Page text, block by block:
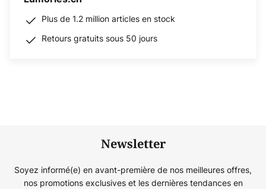
Plus de 1.2 million articles en stock
Retours gratuits sous 50 jours
Newsletter
Soyez informé(e) en avant-première de nos meilleures offres,
nos promotions exclusives et les dernières tendances en